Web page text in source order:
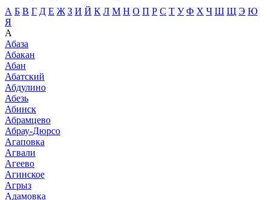
А Б В Г Д Е Ж З И Й К Л М Н О П Р С Т У Ф Х Ч Ш Щ Э Ю
Я
А
Абаза
Абакан
Абан
Абатский
Абдулино
Абезь
Абинск
Абрамцево
Абрау-Дюрсо
Агаповка
Агвали
Агеево
Агинское
Агрыз
Адамовка